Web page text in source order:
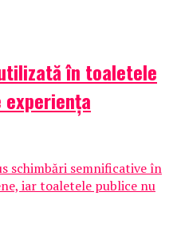
în toaletele
schimbări semnificative în
iar toaletele publice nu